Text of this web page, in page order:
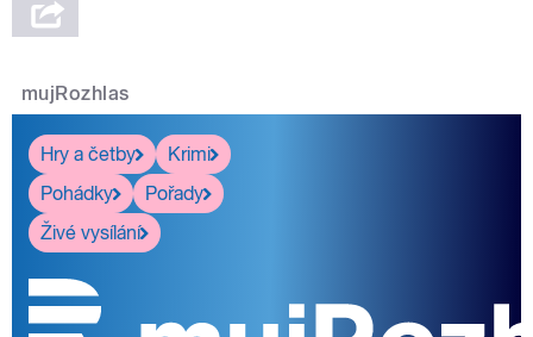
mujRozhlas
Hry a četby
Krimi
Pohádky
Pořady
Živé vysílání